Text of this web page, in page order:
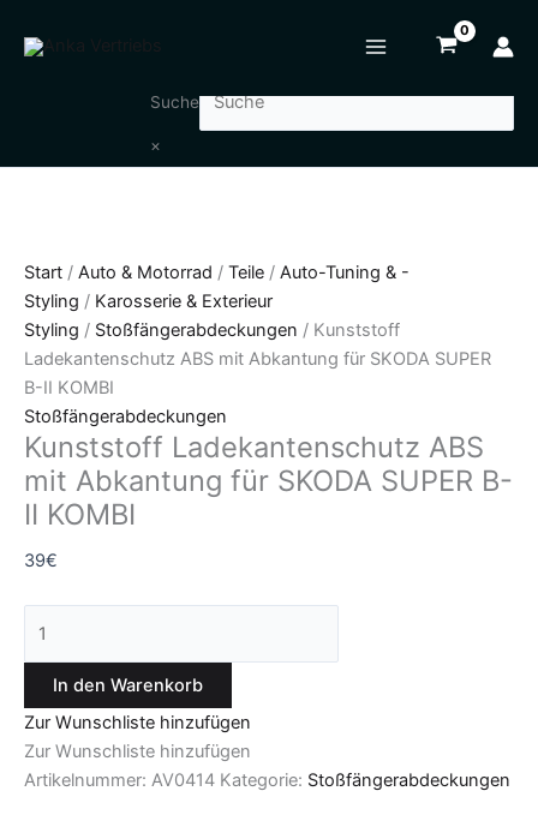
Inhalt
Suche
×
Start / Auto & Motorrad / Teile / Auto-Tuning & -
Styling / Karosserie & Exterieur
Styling / Stoßfängerabdeckungen / Kunststoff
Ladekantenschutz ABS mit Abkantung für SKODA SUPER
B-II KOMBI
Stoßfängerabdeckungen
Kunststoff Ladekantenschutz ABS
mit Abkantung für SKODA SUPER B-
II KOMBI
39€
Ladekantenschutz
II
KOMBI
Menge
In den Warenkorb
Zur Wunschliste hinzufügen
Zur Wunschliste hinzufügen
Artikelnummer: AV0414 Kategorie: Stoßfängerabdeckungen